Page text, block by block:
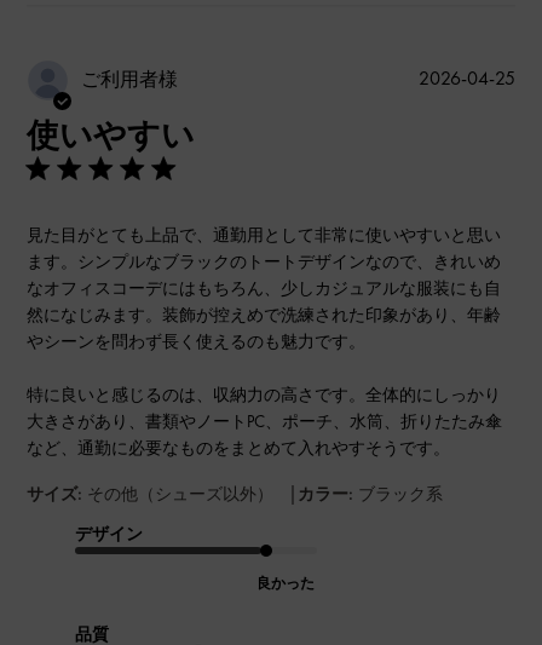
ご利用者様
使いやすい
見た目がとても上品で、通勤用として非常に使いやすいと思い
ます。シンプルなブラックのトートデザインなので、きれいめ
なオフィスコーデにはもちろん、少しカジュアルな服装にも自
然になじみます。装飾が控えめで洗練された印象があり、年齢
やシーンを問わず長く使えるのも魅力です。
特に良いと感じるのは、収納力の高さです。全体的にしっかり
大きさがあり、書類やノートPC、ポーチ、水筒、折りたたみ傘
など、通勤に必要なものをまとめて入れやすそうです。
サイズ: その他（シューズ以外） | カラー: ブラック系
デザイン
良かった
品質
公
2026-04-25